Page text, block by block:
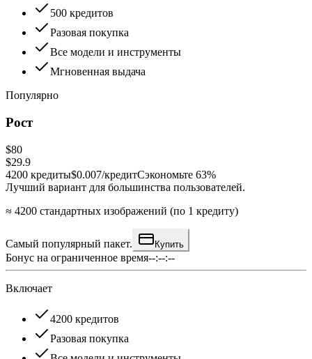
500 кредитов
Разовая покупка
Все модели и инструменты
Мгновенная выдача
Популярно
Рост
$80
$29.9
4200 кредиты$0.007/кредитСэкономьте 63%
Лучший вариант для большинства пользователей.
≈ 4200 стандартных изображений (по 1 кредиту)
Самый популярный пакет. Купить
Бонус на ограниченное время--:--:--
Включает
4200 кредитов
Разовая покупка